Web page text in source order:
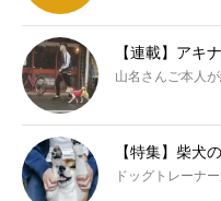
【連載】アキ
山名さんご本人が
【特集】柴犬
ドッグトレーナ